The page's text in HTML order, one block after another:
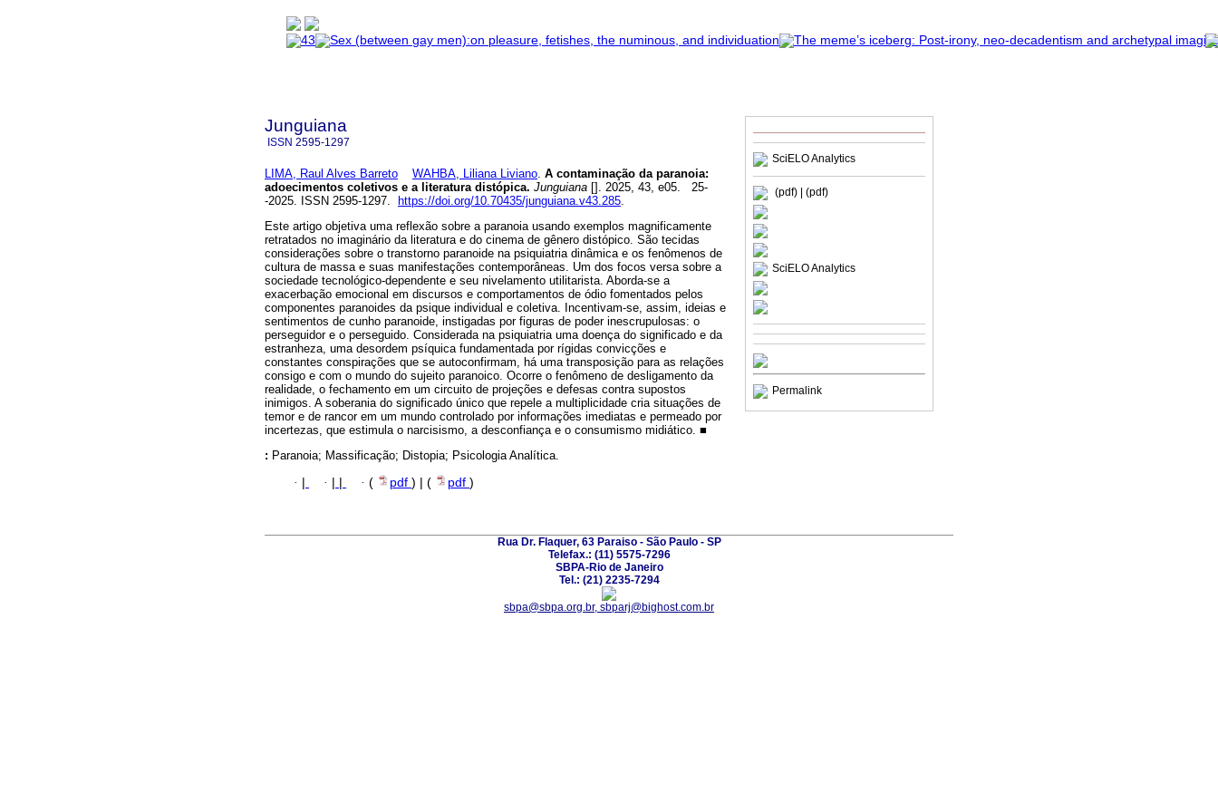
SciELO Analytics
(pdf) | (pdf)
SciELO Analytics
Permalink
Junguiana
ISSN 2595-1297
LIMA, Raul Alves Barreto WAHBA, Liliana Liviano A contaminação da paranoia:
adoecimentos coletivos e a literatura distópica. Junguiana []. 2025, 43, e05. 25-
-2025. ISSN 2595-1297.
https://doi.org/10.70435/junguiana.v43.285
Este artigo objetiva uma reflexão sobre a paranoia usando exemplos magnificamente
retratados no imaginário da literatura e do cinema de gênero distópico. São tecidas
considerações sobre o transtorno paranoide na psiquiatria dinâmica e os fenômenos de
cultura de massa e suas manifestações contemporâneas. Um dos focos versa sobre a
sociedade tecnológico-dependente e seu nivelamento utilitarista. Aborda-se a
exacerbação emocional em discursos e comportamentos de ódio fomentados pelos
componentes paranoides da psique individual e coletiva. Incentivam-se, assim, ideias e
sentimentos de cunho paranoide, instigadas por figuras de poder inescrupulosas: o
perseguidor e o perseguido. Considerada na psiquiatria uma doença do significado e da
estranheza, uma desordem psíquica fundamentada por rígidas convicções e
constantes conspirações que se autoconfirmam, há uma transposição para as relações
consigo e com o mundo do sujeito paranoico. Ocorre o fenômeno de desligamento da
realidade, o fechamento em um circuito de projeções e defesas contra supostos
inimigos. A soberania do significado único que repele a multiplicidade cria situações de
temor e de rancor em um mundo controlado por informações imediatas e permeado por
incertezas, que estimula o narcisismo, a desconfiança e o consumismo midiático. ■
: Paranoia; Massificação; Distopia; Psicologia Analítica.
· · · ( pdf ) | ( pdf )
Rua Dr. Flaquer, 63 Paraiso - São Paulo - SP
Telefax.: (11) 5575-7296
SBPA-Rio de Janeiro
Tel.: (21) 2235-7294
sbpa@sbpa.org.br, sbparj@bighost.com.br